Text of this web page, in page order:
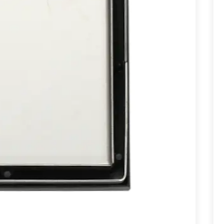
التعاون مع العملاء الجدد والقدامى.